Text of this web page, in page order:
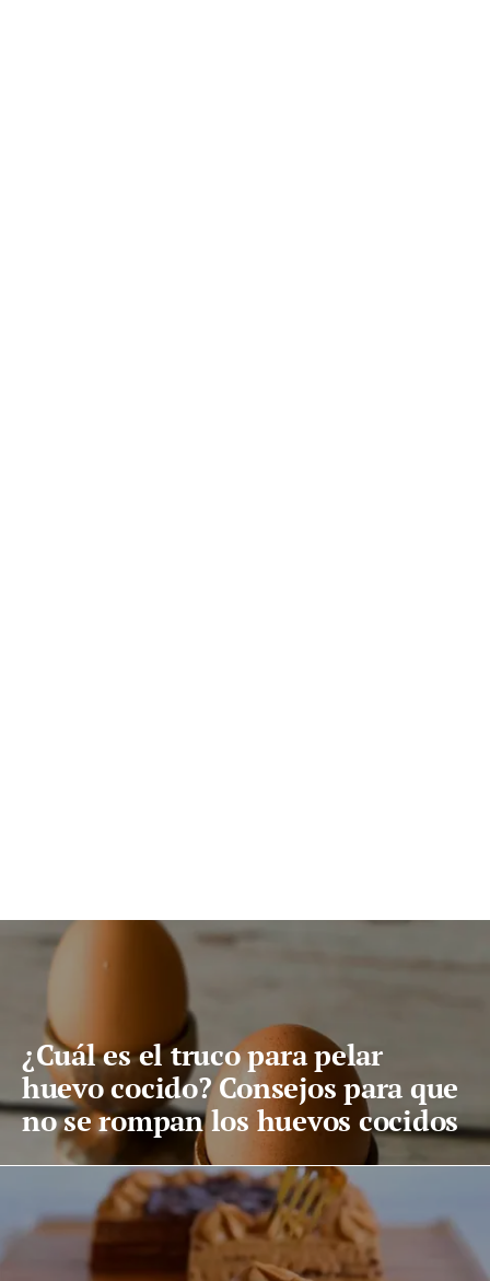
¿Cuál es el truco para pelar
huevo cocido? Consejos para que
no se rompan los huevos cocidos